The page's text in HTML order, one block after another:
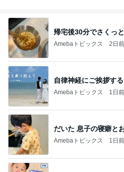
帰宅後30分でさくっ
Amebaトピックス 2日前
自律神経にご挨拶す
Amebaトピックス 1日前
だいた 息子の寝癖と
Amebaトピックス 1日前